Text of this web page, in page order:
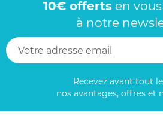
10€ offerts en
à notre
Recevez avant tout
nos avantages, offres et